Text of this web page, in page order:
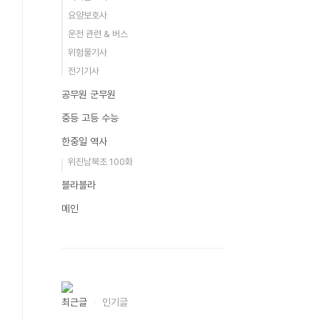
요양보호사
운전 관련 & 버스
위험물기사
전기기사
공무원 군무원
중등 고등 수능
한중일 역사
위진남북조 100화
블라블라
메인
최근글 인기글